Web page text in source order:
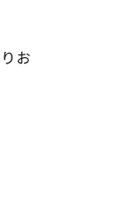
お